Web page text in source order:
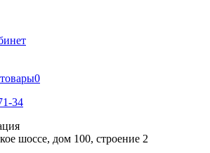
0
34
шоссе, дом 100, строение 2